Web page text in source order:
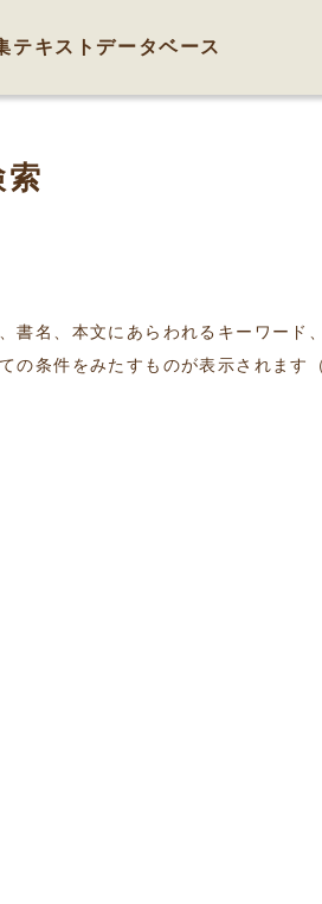
テキストデータベース
索
書名、本文にあらわれるキーワード
の条件をみたすものが表示されます